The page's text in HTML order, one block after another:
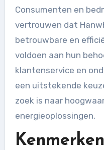
Consumenten en
vertrouwen dat
betrouwbare en
voldoen aan hun
klantenservice en
een uitstekende
zoek is naar
energieoplossingen.